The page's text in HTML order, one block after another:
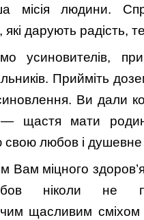
місія людини.
дарують радість,
усиновителів,
Прийміть
Ви дали
— щастя мати
свою любов і душевне
Вам міцного
ніколи не
щасливим сміхом